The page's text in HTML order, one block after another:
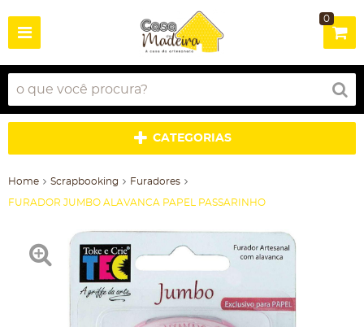
0
CATEGORIAS
Home Scrapbooking Furadores
FURADOR JUMBO ALAVANCA PAPEL PASSARINHO